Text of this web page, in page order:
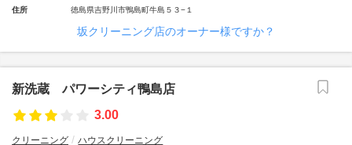
住所 徳島県吉野川市鴨島町牛島５３−１
坂クリーニング店のオーナー様ですか？
新洗蔵 パワーシティ鴨島店
3.00
クリーニング ハウスクリーニング